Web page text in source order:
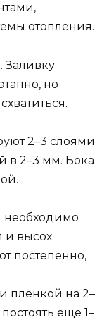
отопления.
Заливку
но
2–3 слоями
в 2–3 мм. Бока
необходимо
и высох.
постепенно,
пленкой на 2–
еще 1–